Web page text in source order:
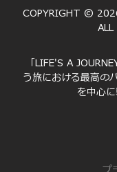
COPYRIGHT ©
「LIFE'S A
う旅における最高の
を中心